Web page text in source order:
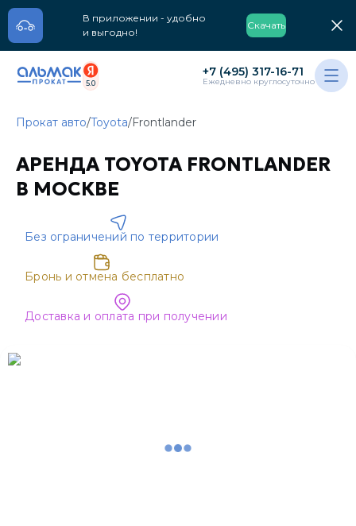
В приложении - удобно
и выгодно!
Скачать
5.0
+7 (495) 317-16-71
Ежедневно круглосуточно
Прокат авто/Toyota/Frontlander
АРЕНДА TOYOTA FRONTLANDER
В МОСКВЕ
Без ограничений по территории
Бронь и отмена бесплатно
Доставка и оплата при получении